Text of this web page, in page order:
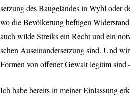
setzung des Baugeländes in Wyhl oder
wo die Bevölkerung heftigen
auch wilde Streiks ein Recht und ein
schen Auseinandersetzung sind. Und
Formen von offener Gewalt legitim sind
Ich habe bereits in meiner Einlassung